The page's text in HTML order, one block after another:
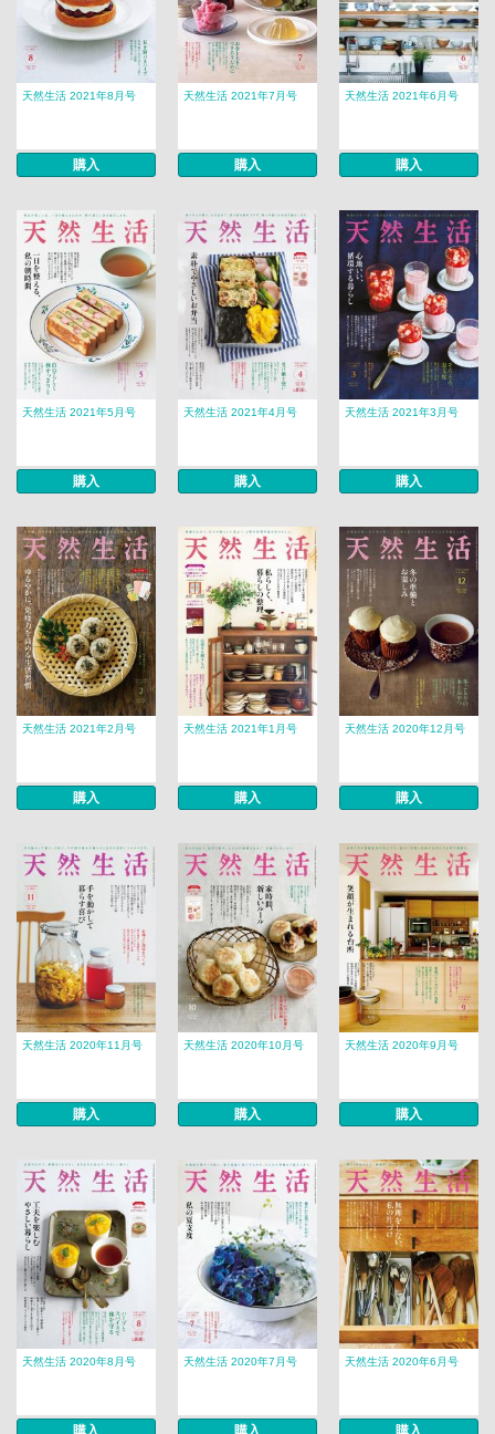
天然生活 2021年8月号
購入
天然生活 2021年7月号
購入
天然生活 2021年6月号
購入
天然生活 2021年5月号
購入
天然生活 2021年4月号
購入
天然生活 2021年3月号
購入
天然生活 2021年2月号
購入
天然生活 2021年1月号
購入
天然生活 2020年12月号
購入
天然生活 2020年11月号
購入
天然生活 2020年10月号
購入
天然生活 2020年9月号
購入
天然生活 2020年8月号
購入
天然生活 2020年7月号
購入
天然生活 2020年6月号
購入